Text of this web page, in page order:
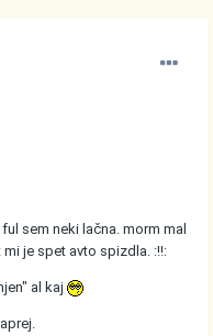
sem neki lačna. morm mal
je spet avto spizdla. :!!:
al kaj